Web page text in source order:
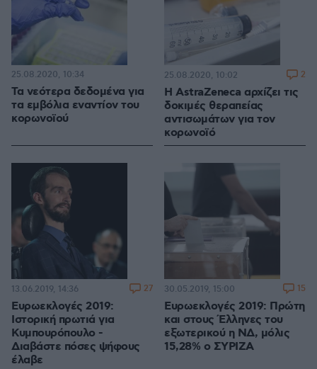
Τα νεότερα δεδομένα για
τα εμβόλια εναντίον του
κορωνοϊού
25.08.2020, 10:34
Η AstraZeneca αρχίζει τις
δοκιμές θεραπείας
αντισωμάτων για τον
κορωνοϊό
25.08.2020, 10:02 2
Ευρωεκλογές 2019:
Ιστορική πρωτιά για
Κυμπουρόπουλο -
Διαβάστε πόσες ψήφους
έλαβε
13.06.2019, 14:36 27
Ευρωεκλογές 2019: Πρώτη
και στους Έλληνες του
εξωτερικού η ΝΔ, μόλις
15,28% ο ΣΥΡΙΖΑ
30.05.2019, 15:00 15